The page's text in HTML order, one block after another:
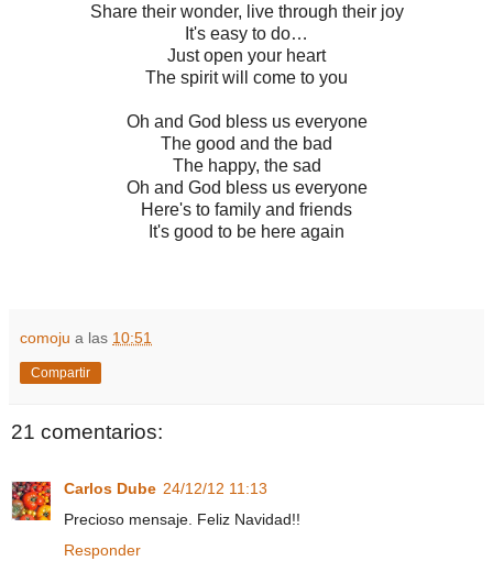
Share their wonder, live through their joy
It's easy to do…
Just open your heart
The spirit will come to you
Oh and God bless us everyone
The good and the bad
The happy, the sad
Oh and God bless us everyone
Here's to family and friends
It's good to be here again
comoju a las 10:51
Compartir
21 comentarios:
Carlos Dube 24/12/12 11:13
Precioso mensaje. Feliz Navidad!!
Responder